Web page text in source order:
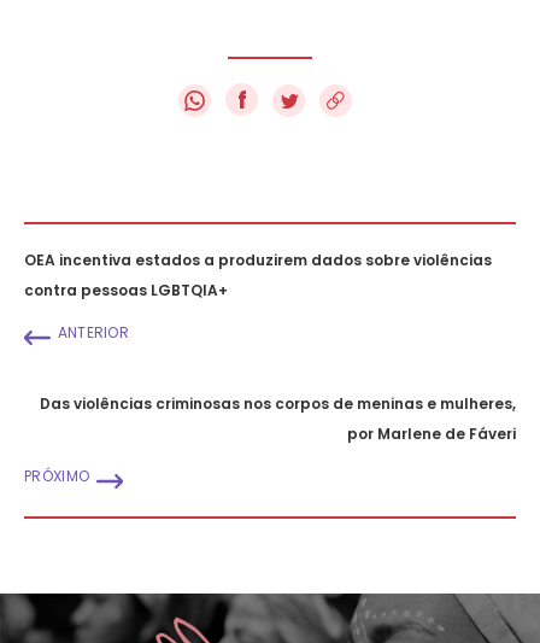
f
OEA incentiva estados a produzirem dados sobre violências
contra pessoas LGBTQIA+
ANTERIOR
Das violências criminosas nos corpos de meninas e mulheres,
por Marlene de Fáveri
PRÓXIMO